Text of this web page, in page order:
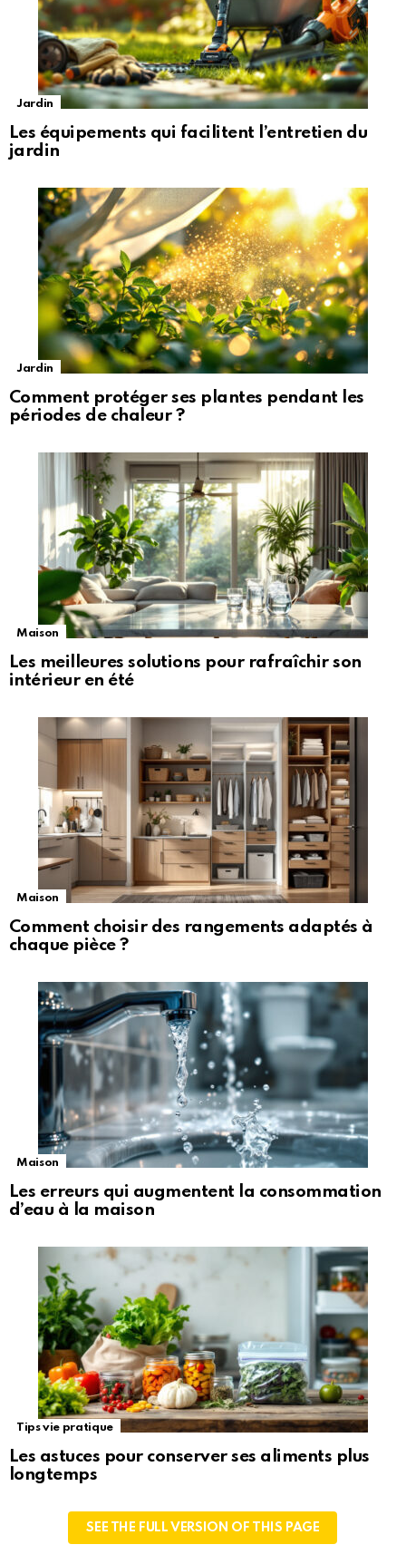
Jardin
Les équipements qui facilitent l’entretien du
jardin
Jardin
Comment protéger ses plantes pendant les
périodes de chaleur ?
Maison
Les meilleures solutions pour rafraîchir son
intérieur en été
Maison
Comment choisir des rangements adaptés à
chaque pièce ?
Maison
Les erreurs qui augmentent la consommation
d’eau à la maison
Tips vie pratique
Les astuces pour conserver ses aliments plus
longtemps
SEE THE FULL VERSION OF THIS PAGE